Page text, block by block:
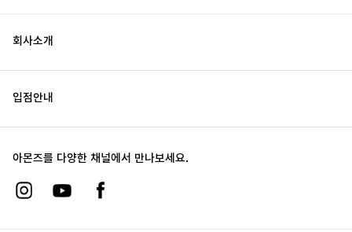
회사소개
입점안내
아몬즈를 다양한 채널에서 만나보세요.